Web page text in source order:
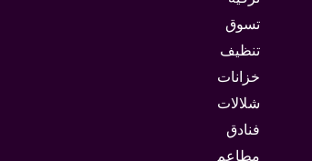
تسوق
تنظيف
خزانات
شلالات
فنادق
مطاعم